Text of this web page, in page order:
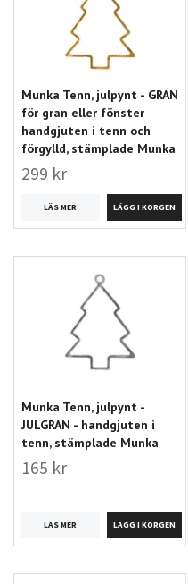
Munka Tenn, julpynt - GRAN
för gran eller fönster
handgjuten i tenn och
förgylld, stämplade Munka
299 kr
LÄS MER
Munka Tenn, julpynt -
JULGRAN - handgjuten i
tenn, stämplade Munka
165 kr
LÄS MER